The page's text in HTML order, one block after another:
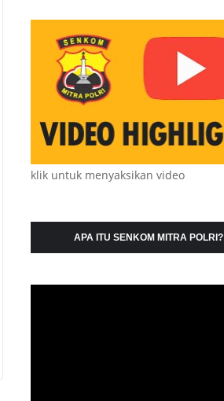
klik untuk menyaksikan video
APA ITU SENKOM MITRA POLRI?